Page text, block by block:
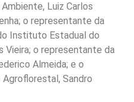
Luiz Carlos
o representante da
Instituto Estadual do
Vieira; o representante da
Almeida; e o
Sandro